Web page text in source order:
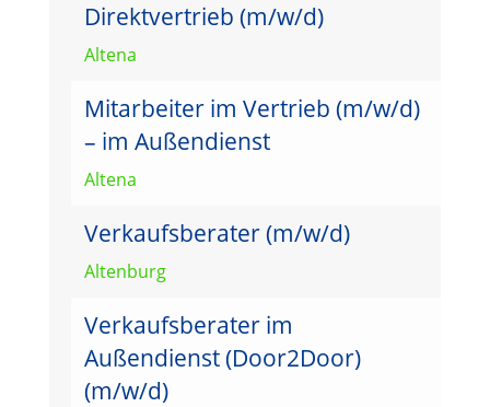
Direktvertrieb (m/w/d)
Altena
Mitarbeiter im Vertrieb (m/w/d)
– im Außendienst
Altena
Verkaufsberater (m/w/d)
Altenburg
Verkaufsberater im
Außendienst (Door2Door)
(m/w/d)